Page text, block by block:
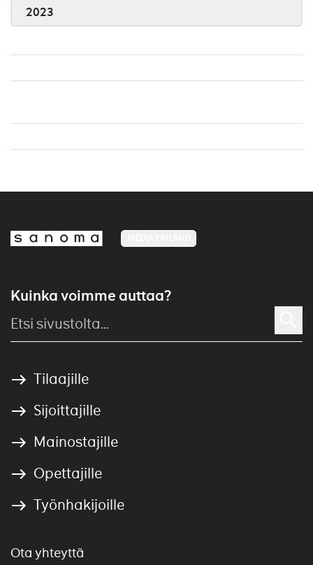
2023
Kuinka voimme auttaa?
Tilaajille
Sijoittajille
Mainostajille
Opettajille
Työnhakijoille
Ota yhteyttä